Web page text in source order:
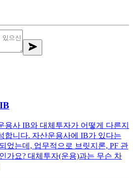
용사 IB와 대체투자가 어떻게 다른지
합니다. 자산운용사에 IB가 있다는
었는데, 업무적으로 브릿지론, PF 관
가요? 대체투자(운용)과는 무슨 차